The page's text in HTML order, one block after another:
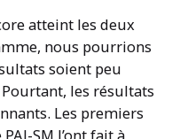
atteint les deux
nous pourrions
soient peu
les résultats
Les premiers